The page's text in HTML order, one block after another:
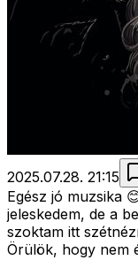
2025.07.28. 21:15
Egész jó muzsika
jeleskedem, de a
szoktam itt
Örülök, hogy nem